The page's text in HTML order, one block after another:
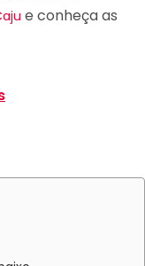
e conheça as